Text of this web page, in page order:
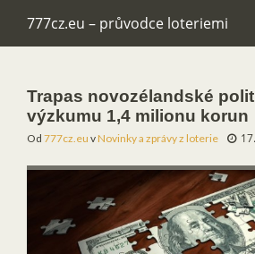
777cz.eu – průvodce loteriemi
Trapas novozélandské
výzkumu 1,4 milionu korun
Od 777cz.eu vNovinky a zprávy z loterie